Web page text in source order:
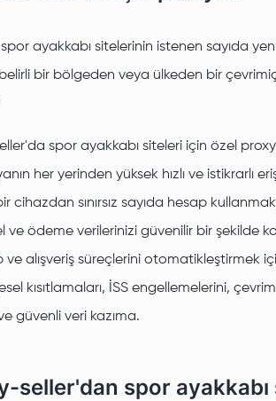
ayakkabı sitelerinin istenen sayıda
belirli bir bölgeden veya ülkeden bir
spor ayakkabı siteleri için özel
her yerinden yüksek hızlı ve istikrarlı
cihazdan sınırsız sayıda hesap
ve ödeme verilerinizi güvenilir bir şekilde
ve alışveriş süreçlerini otomatikleştirmek
kısıtlamaları, İSS engellemelerini,
ve güvenli veri kazıma.
seller'dan spor